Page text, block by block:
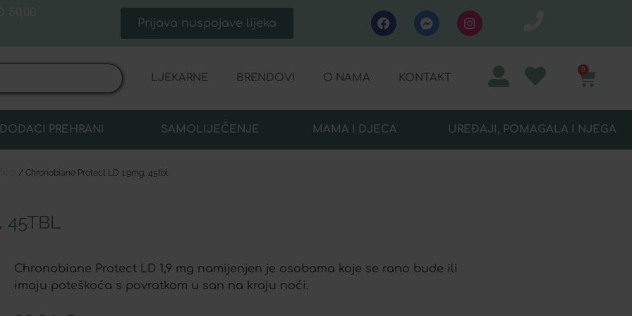
Prijava nuspojave lijeka
LJEKARNE BRENDOVI O NAMA KONTAKT
0
DODACI PREHRANI SAMOLIJEČENJE MAMA I DJECA UREĐAJI, POMAGALA I NJEGA
/ Chronobiane Protect LD 1.9mg, 45tbl
45TBL
Chronobiane Protect LD 1,9 mg namijenjen je osobama koje se rano bude ili
imaju poteškoća s povratkom u san na kraju noći.